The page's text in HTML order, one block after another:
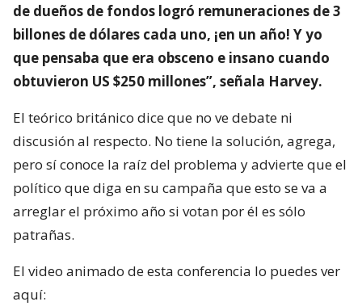
de dueños de fondos logró remuneraciones de 3
billones de dólares cada uno, ¡en un año! Y yo
que pensaba que era obsceno e insano cuando
obtuvieron US $250 millones”, señala Harvey.
El teórico británico dice que no ve debate ni
discusión al respecto. No tiene la solución, agrega,
pero sí conoce la raíz del problema y advierte que el
político que diga en su campaña que esto se va a
arreglar el próximo año si votan por él es sólo
patrañas.
El video animado de esta conferencia lo puedes ver
aquí: